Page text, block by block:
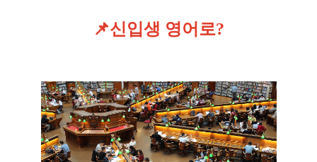
📌신입생 영어로?